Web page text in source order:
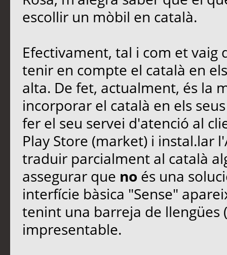
escollir un mòbil en català.
Efectivament, tal i com et vaig
tenir en compte el català en
alta. De fet, actualment, és la
incorporar el català en els
fer el seu servei d'atenció al
Play Store (market) i instal.lar
traduir parcialment al català
assegurar que no és una
interfície bàsica "Sense"
tenint una barreja de llengües
impresentable.